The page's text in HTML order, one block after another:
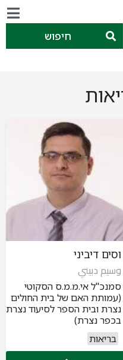
חיפוש
וסים דיביני
وسيم دبيني
סמנכ"ל אי.מ.מ.ס הסקוטי
(עמותת האם של בית החולים
נצרת ובית הספר לסיעוד נצרת
בכפר נצרת)
בריאות